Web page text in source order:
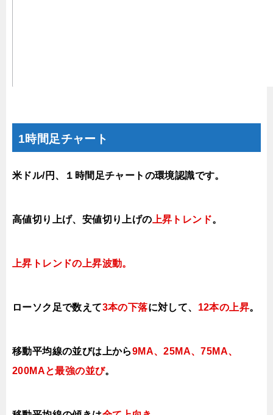
1時間足チャート
米ドル/円、１時間足チャートの環境認識です。
高値切り上げ、安値切り上げの 上昇トレンド。
上昇トレンドの上昇波動。
ローソク足で数えて3本の下落に対して、 12本の上昇。
移動平均線の並びは上から9MA、25MA、75MA、
200MAと最強の並び。